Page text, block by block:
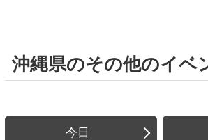
沖縄県のその他のイベ
今日